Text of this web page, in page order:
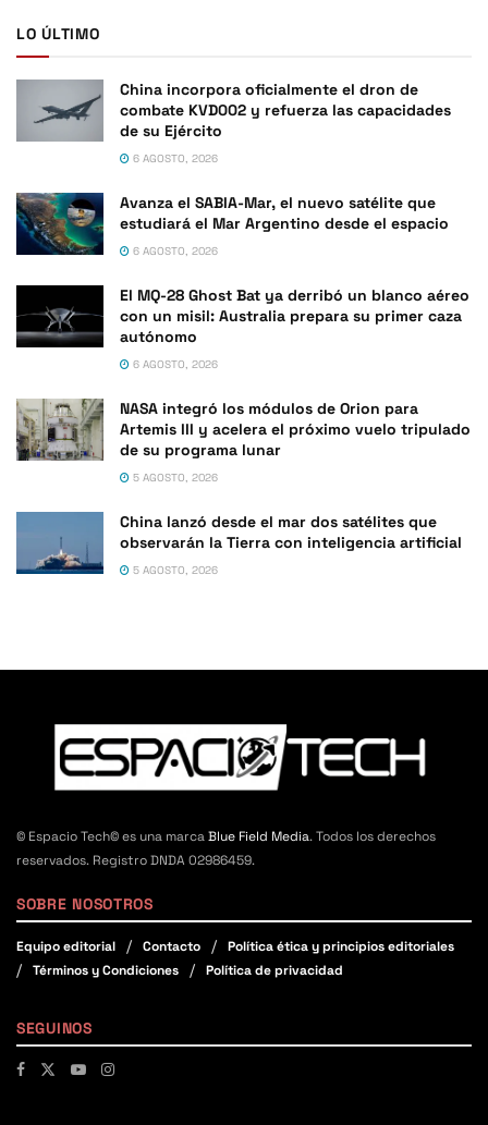
LO ÚLTIMO
China incorpora oficialmente el dron de
combate KVD002 y refuerza las capacidades
de su Ejército
6 AGOSTO, 2026
Avanza el SABIA-Mar, el nuevo satélite que
estudiará el Mar Argentino desde el espacio
6 AGOSTO, 2026
El MQ-28 Ghost Bat ya derribó un blanco aéreo
con un misil: Australia prepara su primer caza
autónomo
6 AGOSTO, 2026
NASA integró los módulos de Orion para
Artemis III y acelera el próximo vuelo tripulado
de su programa lunar
5 AGOSTO, 2026
China lanzó desde el mar dos satélites que
observarán la Tierra con inteligencia artificial
5 AGOSTO, 2026
© Espacio Tech© es una marcaBlue Field Media. Todos los derechos
reservados. Registro DNDA 02986459.
SOBRE NOSOTROS
Equipo editorial Contacto
Política ética y principios editoriales
Términos y Condiciones
Política de privacidad
SEGUINOS